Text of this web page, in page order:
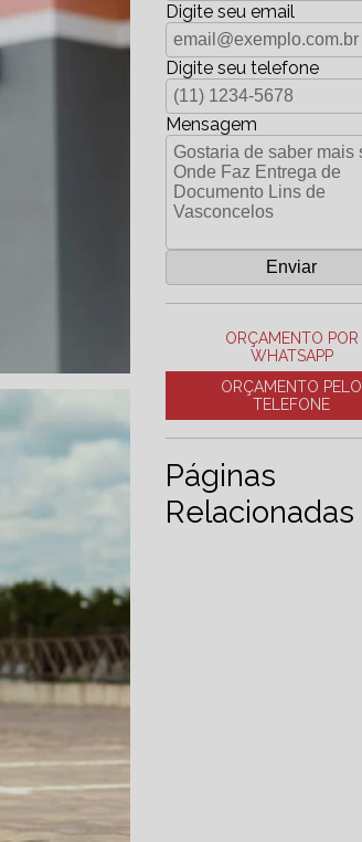
Digite seu email
Digite seu telefone
Mensagem
ORÇAMENTO POR
WHATSAPP
ORÇAMENTO PELO
TELEFONE
Páginas
Relacionadas